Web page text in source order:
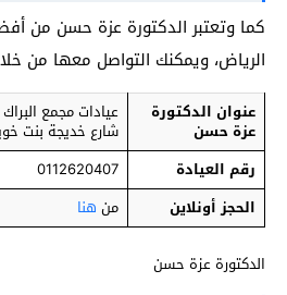
كما وتعتبر الدكتورة عزة حسن من
الرياض، ويمكنك التواصل معها من
عنوان الدكتورة
عزة حسن
عيادات مجمع
شارع خديجة بنت
رقم العيادة
0112620407
الحجز أونلاين
من هنا
الدكتورة عزة حسن